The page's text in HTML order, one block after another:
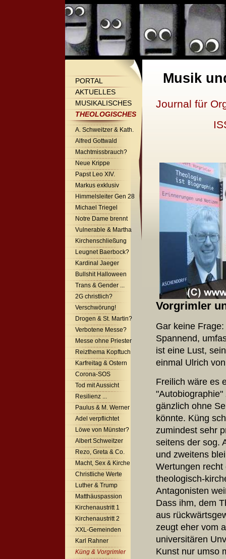
Musik
PORTAL
AKTUELLES
MUSIKALISCHES
THEOLOGISCHES
A. Schweitzer & Kath.
Alfred Gottwald
Machtmissbrauch?
Neue Krippe
Papst Leo XIV.
Markus exklusiv
Himmelsleiter Gen 28
Michael Triegel
Notre Dame brennt
Vulnerable & Martha
Kirchenschließung
Leugnet Baerbock?
Kardinal Jaeger
Bullshit Halloween
Trans & Gender ...
2G christlich?
Verschwörung!
Drogen & St. Martin?
Verbotene Messe?
Messe ohne Priester
Reizthema Kopftuch
Karfreitag & Ostern
Corona-SOS
Tod mit Aussicht
Resilienz ...
Paulus & M. Werner
Adel verpflichtet
Löwe von Münster?
Albert Schweitzer
Rezo, Greta & Co.
Macht, Sex & Kirche
Christliche Werte
Luther & Trump
Matthäuspassion
Kirchenaustritt 1
Kirchenaustritt 2
XXL-Gemeinden
Karl Rahner
Küng & Vorgrimler
Journal für
Vorgrimler
Gar keine
Spannend,
ist eine Lust,
einmal Ulrich
Freilich wäre es
gänzlich ohne
könnte. Küng
zumindest sehr
seitens der sog.
und zweitens
Wertungen
theologisch-
Antagonisten
Dass ihm, dem
aus
zeugt eher vom
universitären
Kunst nur umso